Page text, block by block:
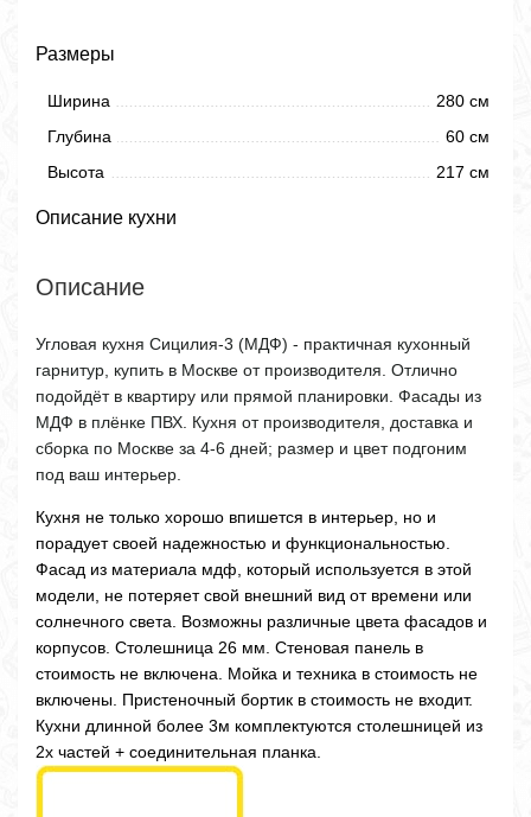
Размеры
Ширина
280 см
Глубина
60 см
Высота
217 см
Описание кухни
Описание
Угловая кухня Сицилия-3 (МДФ) - практичная кухонный
гарнитур, купить в Москве от производителя. Отлично
подойдёт в квартиру или прямой планировки. Фасады из
МДФ в плёнке ПВХ. Кухня от производителя, доставка и
сборка по Москве за 4-6 дней; размер и цвет подгоним
под ваш интерьер.
Кухня не только хорошо впишется в интерьер, но и
порадует своей надежностью и функциональностью.
Фасад из материала мдф, который используется в этой
модели, не потеряет свой внешний вид от времени или
солнечного света. Возможны различные цвета фасадов и
корпусов. Столешница 26 мм. Стеновая панель в
стоимость не включена. Мойка и техника в стоимость не
включены. Пристеночный бортик в стоимость не входит.
Кухни длинной более 3м комплектуются столешницей из
2х частей + соединительная планка.